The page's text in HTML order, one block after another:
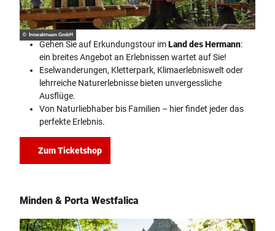
© Interaktteam GmbH
Gehen Sie auf Erkundungstour imLand des Hermann:
ein breites Angebot an Erlebnissen wartet auf Sie!
Eselwanderungen, Kletterpark, Klimaerlebniswelt oder
lehrreiche Naturerlebnisse bieten unvergessliche
Ausflüge.
Von Naturliebhaber bis Familien – hier findet jeder das
perfekte Erlebnis.
Zum Ticketshop
Minden & Porta Westfalica